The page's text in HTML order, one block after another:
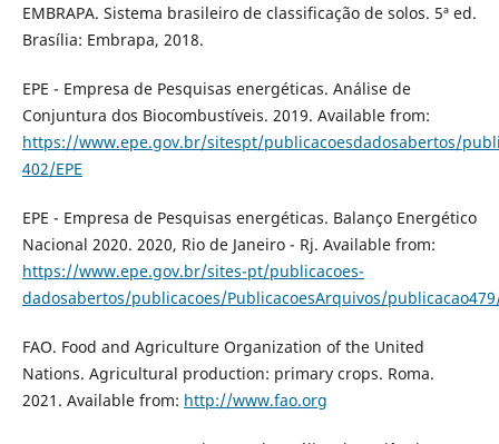
EMBRAPA. Sistema brasileiro de classificação de solos. 5ª ed.
Brasília: Embrapa, 2018.
EPE - Empresa de Pesquisas energéticas. Análise de
Conjuntura dos Biocombustíveis. 2019. Available from:
https://www.epe.gov.br/sitespt/publicacoesdadosabertos/
402/EPE
EPE - Empresa de Pesquisas energéticas. Balanço Energético
Nacional 2020. 2020, Rio de Janeiro - Rj. Available from:
https://www.epe.gov.br/sites-pt/publicacoes-
dadosabertos/publicacoes/PublicacoesArquivos/
FAO. Food and Agriculture Organization of the United
Nations. Agricultural production: primary crops. Roma.
2021. Available from: http://www.fao.org